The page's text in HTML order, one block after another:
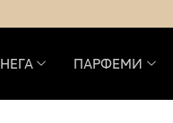
НЕГА ПАРФЕМИ